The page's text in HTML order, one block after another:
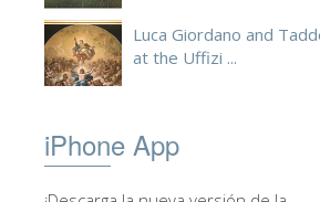
Luca Giordano and
at the Uffizi ...
iPhone App